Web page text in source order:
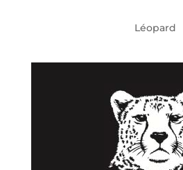
Léopard